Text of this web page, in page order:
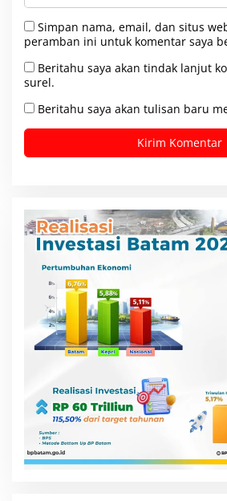
Simpan nama, email, dan situs
peramban ini untuk komentar saya
Beritahu saya akan tindak lanjut
surel.
Beritahu saya akan tulisan baru